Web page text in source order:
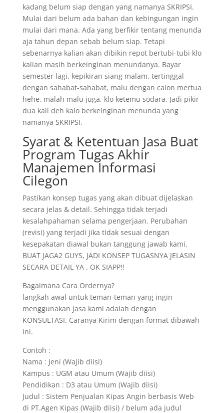
kadang belum siap dengan yang namanya SKRIPSI.
Mulai dari belum ada bahan dan kebingungan ingin
mulai dari mana. Ada yang berfikir tentang menunda
aja tahun depan sebab belum siap. Tetapi
sebenarnya kalian akan dibikin repot bertubi-tubi klo
kalian masih berkeinginan menundanya. Bayar
semester lagi, kepikiran siang malam, tertinggal
dengan sahabat-sahabat, malu dengan calon mertua
hehe, malah malu juga, klo ketemu sodara. Jadi pikir
dua kali deh kalo berkeinginan menunda yang
namanya SKRIPSI.
Syarat & Ketentuan Jasa Buat
Program Tugas Akhir
Manajemen Informasi
Cilegon
Pastikan konsep tugas yang akan dibuat dijelaskan
secara jelas & detail. Sehingga tidak terjadi
kesalahpahaman selama pengerjaan. Perubahan
(revisi) yang terjadi jika tidak sesuai dengan
kesepakatan diawal bukan tanggung jawab kami.
BUAT JAGA2 GUYS, JADI KONSEP TUGASNYA JELASIN
SECARA DETAIL YA . OK SIAPP!!
Bagaimana Cara Ordernya?
langkah awal untuk teman-teman yang ingin
menggunakan jasa kami adalah dengan
KONSULTASI. Caranya Kirim dengan format dibawah
ini.
Contoh :
Nama : Jeni (Wajib diisi)
Kampus : UGM atau Umum (Wajib diisi)
Pendidikan : D3 atau Umum (Wajib diisi)
Judul : Sistem Penjualan Kipas Angin berbasis Web
di PT.Agen Kipas (Wajib diisi) / belum ada judul